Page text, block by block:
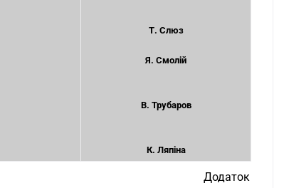
Т. Слюз
Я. Смолій
В. Трубаров
К. Ляпіна
Додаток